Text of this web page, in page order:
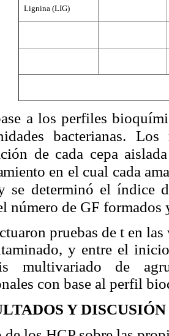
Lignina (LIG)
a los perfiles
bacterianas.
de cada cepa
en el cual cada
se determinó el índice
número de GF formados
pruebas de t en
y entre el
multivariado de
con base al perfil
Y DISCUSIÓN